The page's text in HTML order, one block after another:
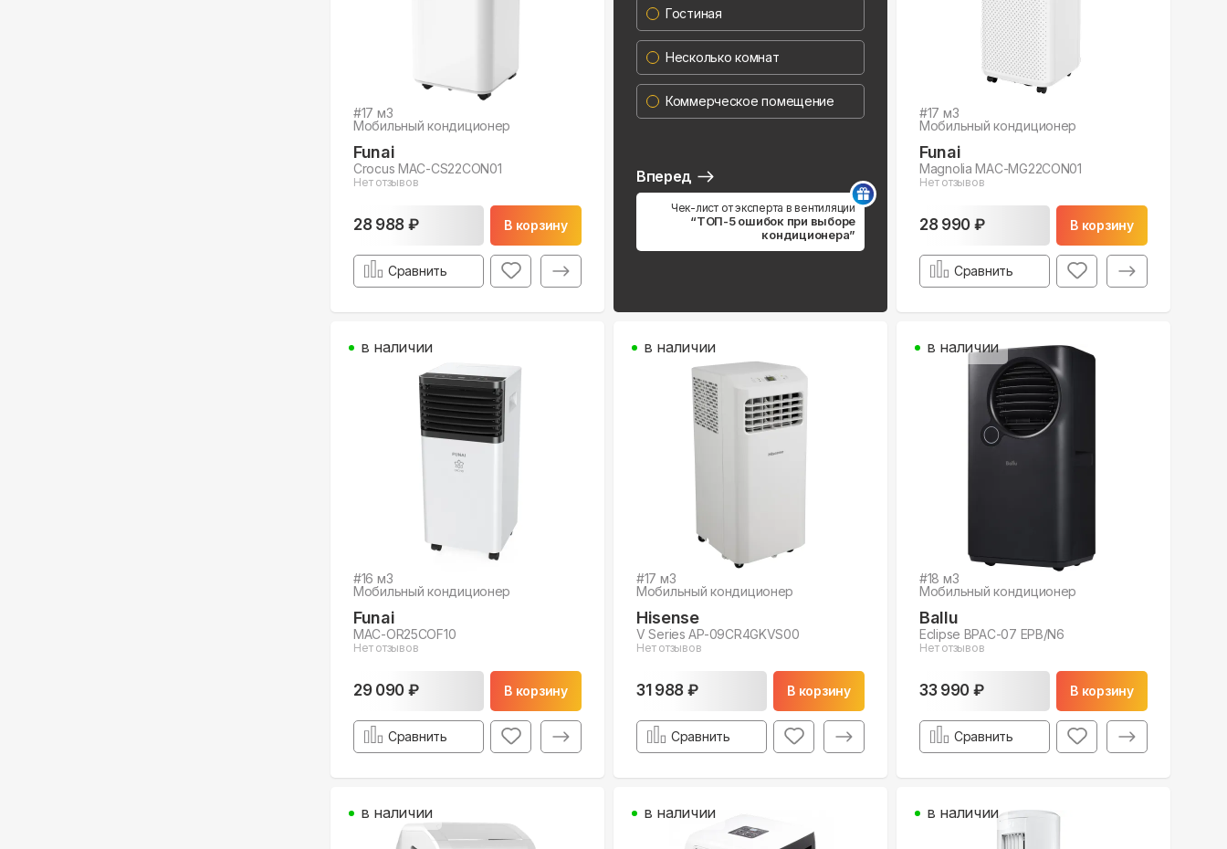
#17 м3
Мобильный кондиционер
Funai
Crocus MAC-CS22CON01
Нет отзывов
28 988 ₽ В корзину
Сравнить
#17 м3
Мобильный кондиционер
Funai
Magnolia MAC-MG22CON01
Нет отзывов
28 990 ₽ В корзину
Сравнить
#16 м3
Мобильный кондиционер
Funai
MAC-OR25COF10
Нет отзывов
29 090 ₽ В корзину
в наличии
Сравнить
#17 м3
Мобильный кондиционер
Hisense
V Series AP-09CR4GKVS00
Нет отзывов
31 988 ₽ В корзину
в наличии
Сравнить
#18 м3
Мобильный кондиционер
Ballu
Eclipse BPAC-07 EPB/N6
Нет отзывов
33 990 ₽ В корзину
в наличии
Сравнить
в наличии в наличии в наличии
Гостиная
Несколько комнат
Коммерческое помещение
Вперед
Чек-лист от эксперта в вентиляции
“ТОП-5 ошибок при выборе
кондиционера”